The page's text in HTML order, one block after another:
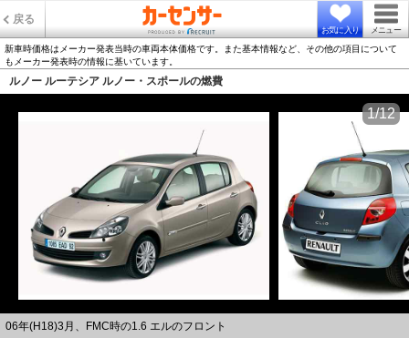
戻る
お気に入り メニュー
新車時価格はメーカー発表当時の車両本体価格です。また基本情報など、その他の項目について
もメーカー発表時の情報に基いています。
ルノー ルーテシア ルノー・スポールの燃費
06年(H18)3月、FMC時の1.6 エルのフロント
1/12